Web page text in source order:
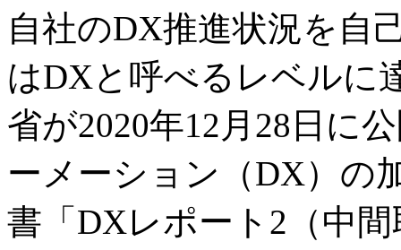
自社のDX推進状況を自
はDXと呼べるレベル
省が2020年12月28日に
ーメーション（DX）の
書「DXレポート2（中